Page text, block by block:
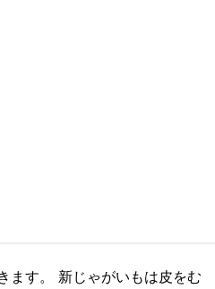
ます。 新じゃがいもは皮をむ